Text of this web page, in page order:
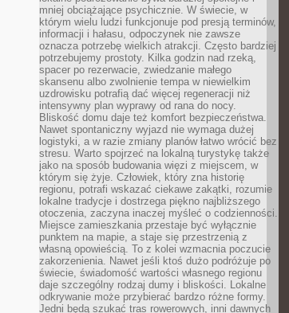
mniej obciążające psychicznie. W świecie, w
którym wielu ludzi funkcjonuje pod presją terminów,
informacji i hałasu, odpoczynek nie zawsze
oznacza potrzebę wielkich atrakcji. Często bardziej
potrzebujemy prostoty. Kilka godzin nad rzeką,
spacer po rezerwacie, zwiedzanie małego
skansenu albo zwolnienie tempa w niewielkim
uzdrowisku potrafią dać więcej regeneracji niż
intensywny plan wyprawy od rana do nocy.
Bliskość domu daje też komfort bezpieczeństwa.
Nawet spontaniczny wyjazd nie wymaga dużej
logistyki, a w razie zmiany planów łatwo wrócić bez
stresu. Warto spojrzeć na lokalną turystykę także
jako na sposób budowania więzi z miejscem, w
którym się żyje. Człowiek, który zna historię
regionu, potrafi wskazać ciekawe zakątki, rozumie
lokalne tradycje i dostrzega piękno najbliższego
otoczenia, zaczyna inaczej myśleć o codzienności.
Miejsce zamieszkania przestaje być wyłącznie
punktem na mapie, a staje się przestrzenią z
własną opowieścią. To z kolei wzmacnia poczucie
zakorzenienia. Nawet jeśli ktoś dużo podróżuje po
świecie, świadomość wartości własnego regionu
daje szczególny rodzaj dumy i bliskości. Lokalne
odkrywanie może przybierać bardzo różne formy.
Jedni będą szukać tras rowerowych, inni dawnych